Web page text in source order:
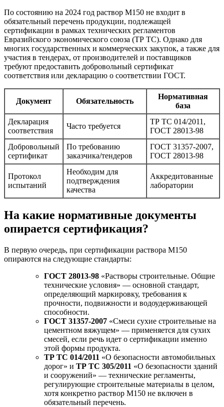
По состоянию на 2024 год раствор М150 не входит в
обязательный перечень продукции, подлежащей
сертификации в рамках технических регламентов
Евразийского экономического союза (ТР ТС). Однако для
многих государственных и коммерческих закупок, а также для
участия в тендерах, от производителей и поставщиков
требуют предоставить добровольный сертификат
соответствия или декларацию о соответствии ГОСТ.
Документ Обязательность
Нормативная
база
Декларация
соответствия
Часто требуется
ТР ТС 014/2011,
ГОСТ 28013-98
Добровольный
сертификат
По требованию
заказчика/тендеров
ГОСТ 31357-2007,
ГОСТ 28013-98
Протокол
испытаний
Необходим для
подтверждения
качества
Аккредитованные
лаборатории
На какие нормативные документы
опирается сертификация?
В первую очередь, при сертификации раствора М150
опираются на следующие стандарты:
ГОСТ 28013-98 «Растворы строительные. Общие
технические условия» — основной стандарт,
определяющий маркировку, требования к
прочности, подвижности и водоудерживающей
способности.
ГОСТ 31357-2007 «Смеси сухие строительные на
цементном вяжущем» — применяется для сухих
смесей, если речь идет о сертификации именно
этой формы продукта.
ТР ТС 014/2011 «О безопасности автомобильных
дорог» и ТР ТС 305/2011 «О безопасности зданий
и сооружений» — технические регламенты,
регулирующие строительные материалы в целом,
хотя конкретно раствор М150 не включен в
обязательный перечень.